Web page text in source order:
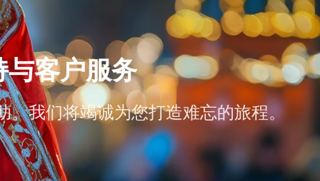
客户服务
我们将竭诚为您打造难忘的旅程。